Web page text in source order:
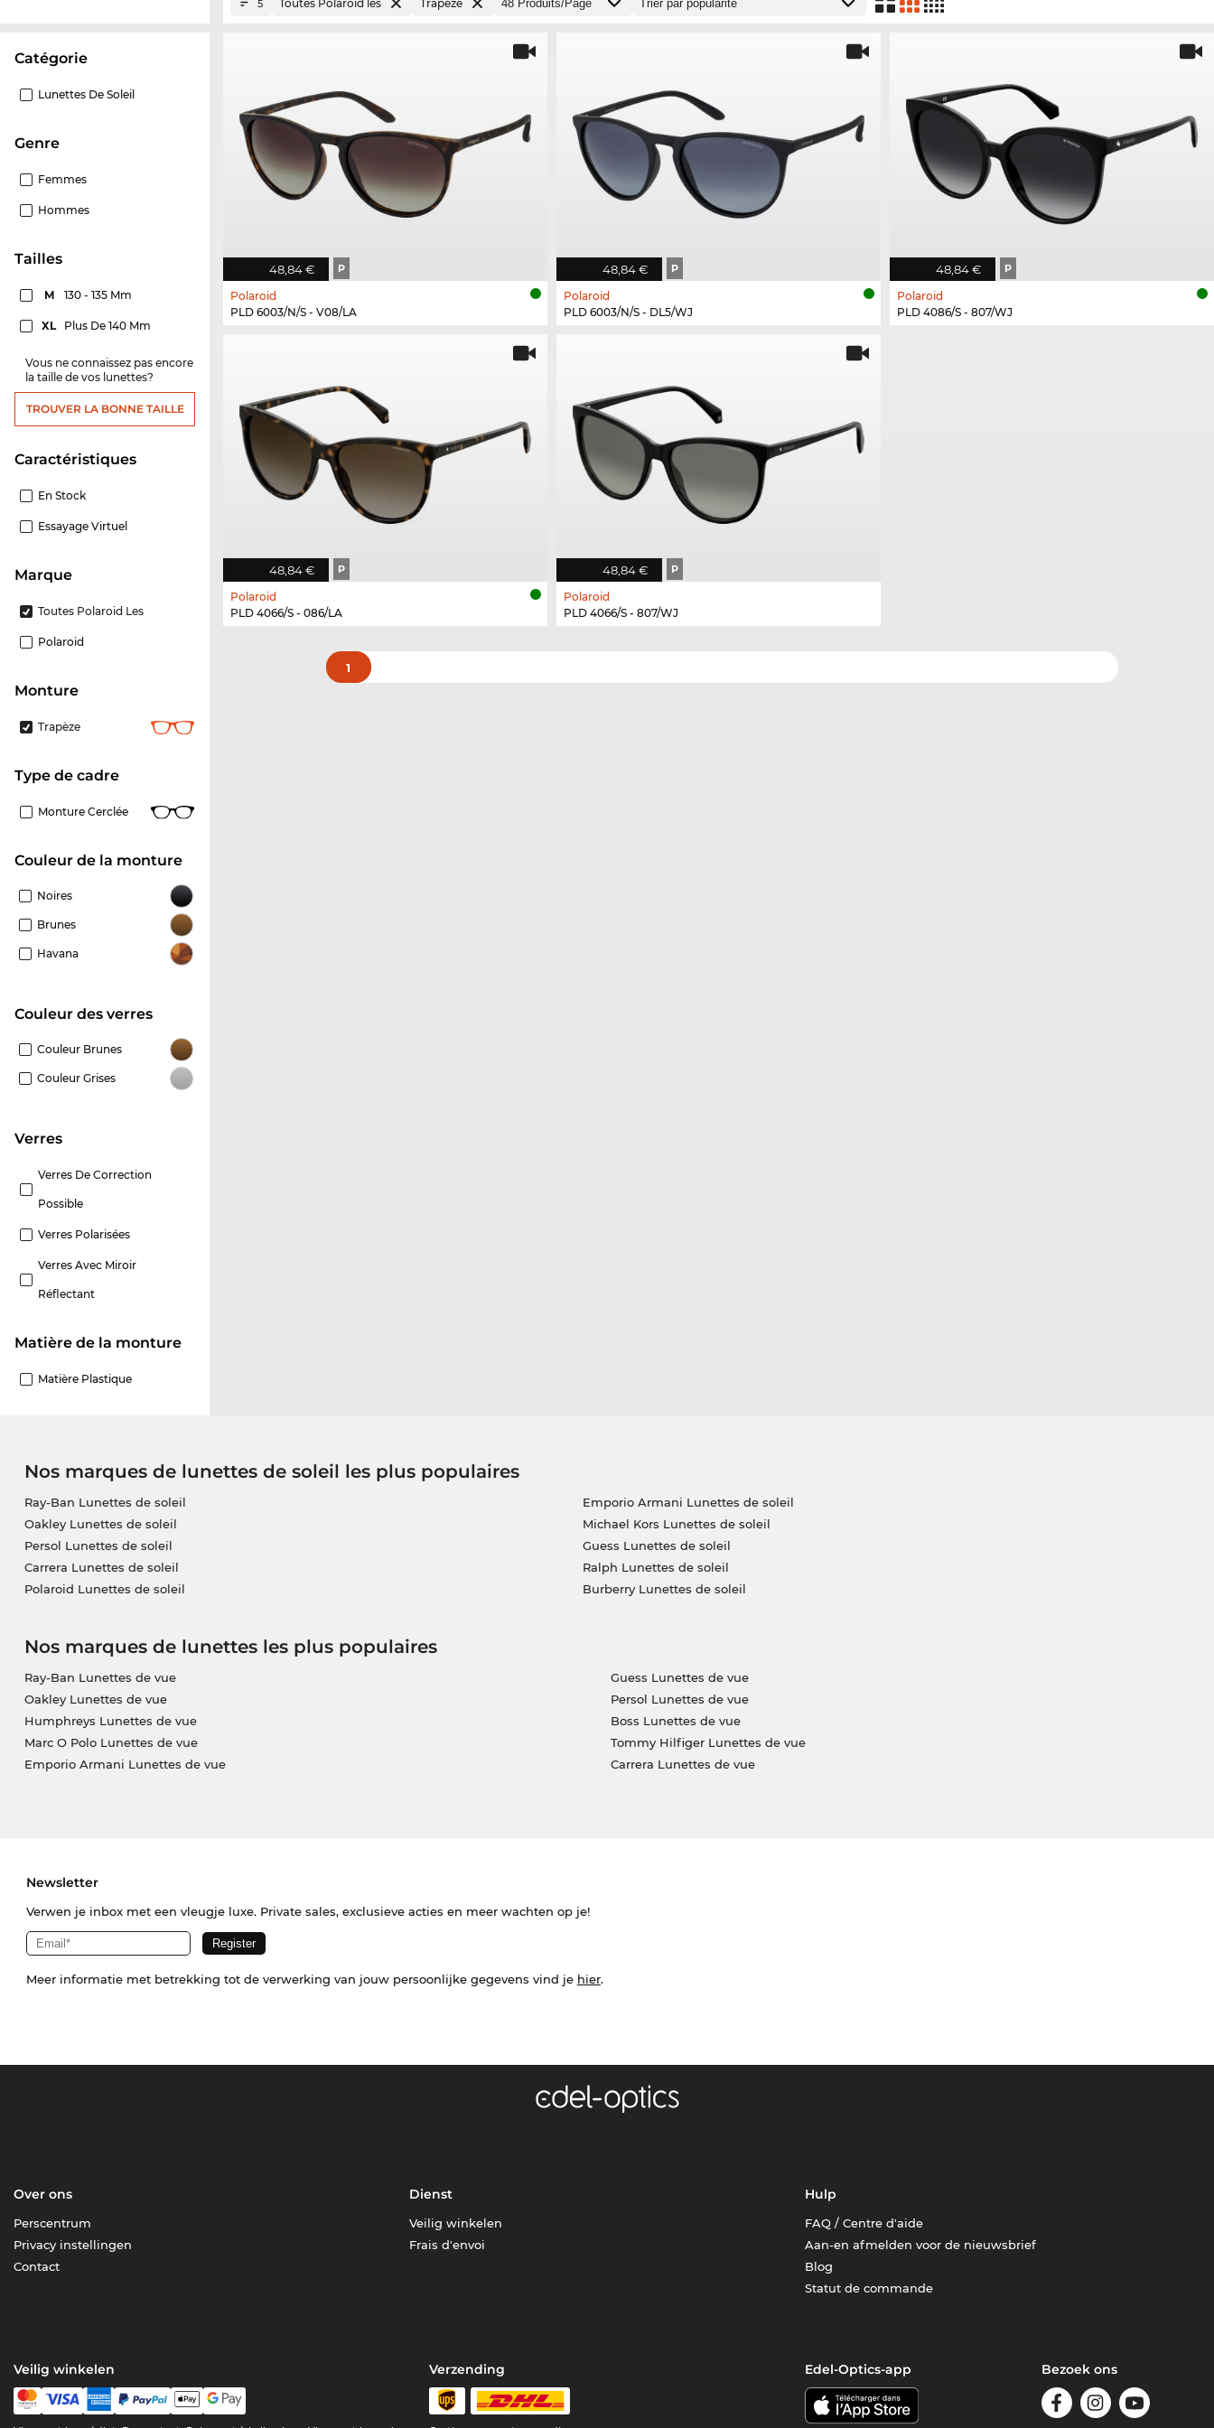
Catégorie
Lunettes De Soleil
Genre
Femmes
Hommes
Tailles
M 130 - 135 Mm
XL Plus De 140 Mm
Vous ne connaissez pas encore
la taille de vos lunettes?
TROUVER LA BONNE TAILLE
Caractéristiques
En Stock
Essayage Virtuel
Marque
Toutes Polaroid Les
Polaroid
Monture
Trapèze
Type de cadre
Monture Cerclée
Couleur de la monture
Noires
Brunes
Havana
Couleur des verres
Couleur Brunes
Couleur Grises
Verres
Verres De Correction
Possible
Verres Polarisées
Verres Avec Miroir
Réflectant
Matière de la monture
Matière Plastique
5 Toutes Polaroid les Trapèze
48,84 € P
Polaroid
PLD 6003/N/S - V08/LA
48,84 € P
Polaroid
PLD 6003/N/S - DL5/WJ
48,84 € P
Polaroid
PLD 4086/S - 807/WJ
48,84 € P
Polaroid
PLD 4066/S - 086/LA
48,84 € P
Polaroid
PLD 4066/S - 807/WJ
1
Nos marques de lunettes de soleil les plus populaires
Ray-Ban Lunettes de soleil
Oakley Lunettes de soleil
Persol Lunettes de soleil
Carrera Lunettes de soleil
Polaroid Lunettes de soleil
Emporio Armani Lunettes de soleil
Michael Kors Lunettes de soleil
Guess Lunettes de soleil
Ralph Lunettes de soleil
Burberry Lunettes de soleil
Nos marques de lunettes les plus populaires
Ray-Ban Lunettes de vue
Oakley Lunettes de vue
Humphreys Lunettes de vue
Marc O Polo Lunettes de vue
Emporio Armani Lunettes de vue
Guess Lunettes de vue
Persol Lunettes de vue
Boss Lunettes de vue
Tommy Hilfiger Lunettes de vue
Carrera Lunettes de vue
Newsletter
Verwen je inbox met een vleugje luxe. Private sales, exclusieve acties en meer wachten op je!
Meer informatie met betrekking tot de verwerking van jouw persoonlijke gegevens vind je hier.
Over ons
Perscentrum
Privacy instellingen
Contact
Dienst
Veilig winkelen
Frais d'envoi
Hulp
FAQ / Centre d'aide
Aan-en afmelden voor de nieuwsbrief
Blog
Statut de commande
Veilig winkelen Verzending Edel-Optics-app Bezoek ons